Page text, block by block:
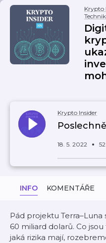
Krypto
Krypto Insider
18. 5. 2022
INFO KOMENTÁŘE
Pád projektu
60 miliard dolarů. Co
jaká rizika mají,